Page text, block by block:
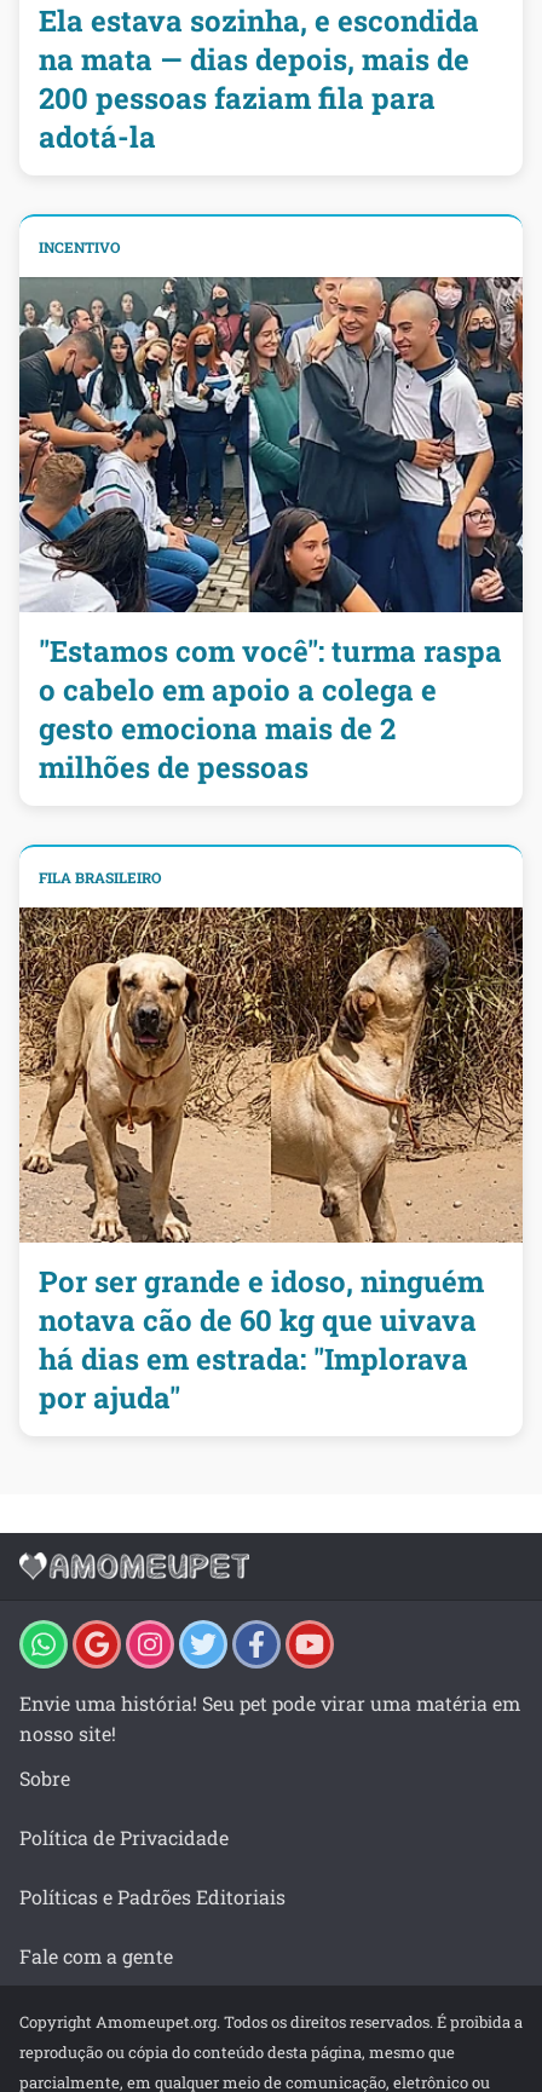
Ela estava sozinha, e escondida
na mata — dias depois, mais de
200 pessoas faziam fila para
adotá-la
INCENTIVO
"Estamos com você": turma raspa
o cabelo em apoio a colega e
gesto emociona mais de 2
milhões de pessoas
FILA BRASILEIRO
Por ser grande e idoso, ninguém
notava cão de 60 kg que uivava
há dias em estrada: "Implorava
por ajuda"
Envie uma história! Seu pet pode virar uma matéria em
nosso site!
Sobre
Política de Privacidade
Políticas e Padrões Editoriais
Fale com a gente
Copyright Amomeupet.org. Todos os direitos reservados. É proibida a
reprodução ou cópia do conteúdo desta página, mesmo que
parcialmente, em qualquer meio de comunicação, eletrônico ou